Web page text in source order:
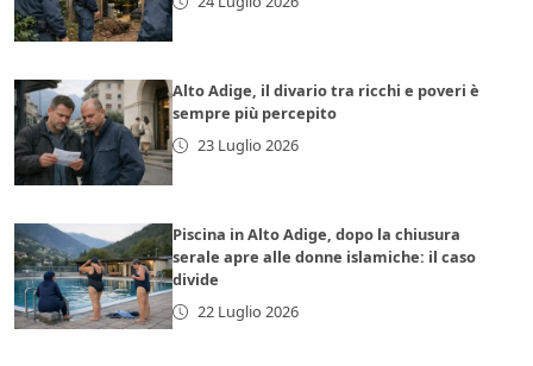
Alto Adige, il divario tra ricchi e poveri è
sempre più percepito
23 Luglio 2026
Piscina in Alto Adige, dopo la chiusura
serale apre alle donne islamiche: il caso
divide
22 Luglio 2026